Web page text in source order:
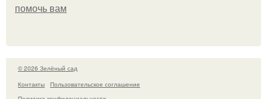
помочь вам
© 2026 Зелёный сад
Контакты
Пользовательское соглашение